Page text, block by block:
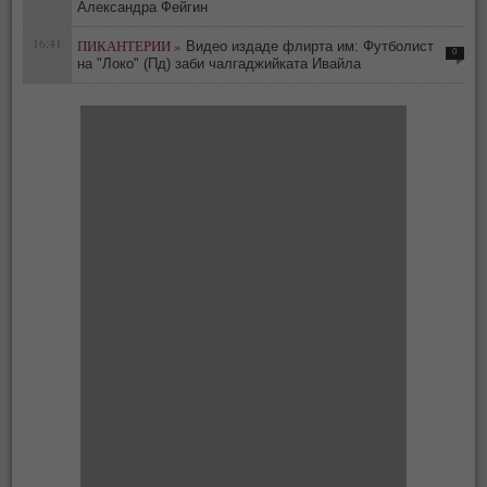
Александра Фейгин
16:41 ПИКАНТЕРИИ » Видео издаде флирта им: Футболист
на "Локо" (Пд) заби чалгаджийката Ивайла
0